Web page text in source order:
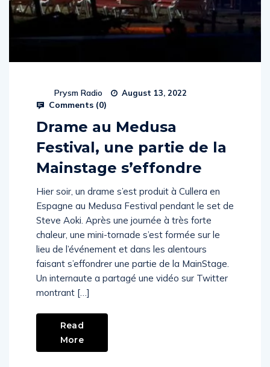
Prysm Radio August 13, 2022
Comments (0)
Drame au Medusa
Festival, une partie de la
Mainstage s’effondre
Hier soir, un drame s’est produit à Cullera en
Espagne au Medusa Festival pendant le set de
Steve Aoki. Après une journée à très forte
chaleur, une mini-tornade s’est formée sur le
lieu de l’événement et dans les alentours
faisant s’effondrer une partie de la MainStage.
Un internaute a partagé une vidéo sur Twitter
montrant […]
Read
More